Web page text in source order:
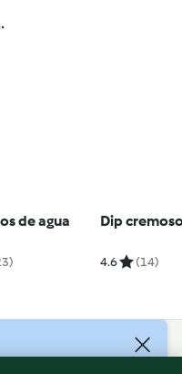
de agua Dip
4.6 (14)